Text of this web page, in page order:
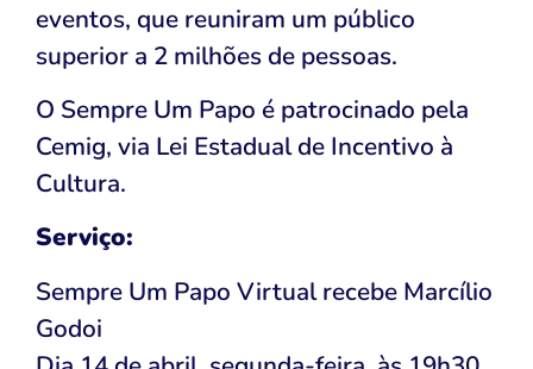
eventos, que reuniram um público
superior a 2 milhões de pessoas.
O Sempre Um Papo é patrocinado pela
Cemig, via Lei Estadual de Incentivo à
Cultura.
Serviço:
Sempre Um Papo Virtual recebe Marcílio
Godoi